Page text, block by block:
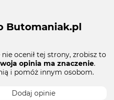
Butomaniak.pl
nie ocenił tej strony, zrobisz to
opinia ma znaczenie.
i pomóż innym osobom.
Dodaj opinie